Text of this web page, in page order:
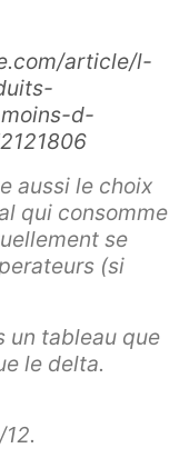
article/l-
d-
aussi le choix
qui consomme
se
(si
un tableau que
le delta.